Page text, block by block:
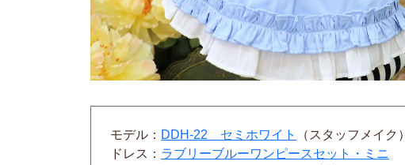
モデル： DDH-22 セミホワイト
（スタッフメイク）
ドレス： ラブリーブルーワンピースセット・ミニ